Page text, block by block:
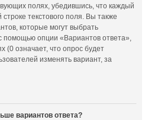
полях, убедившись, что каждый
текстового поля. Вы также
которые могут выбрать
помощью опции «Вариантов ответа»,
(0 означает, что опрос будет
изменять вариант, за
вариантов ответа?